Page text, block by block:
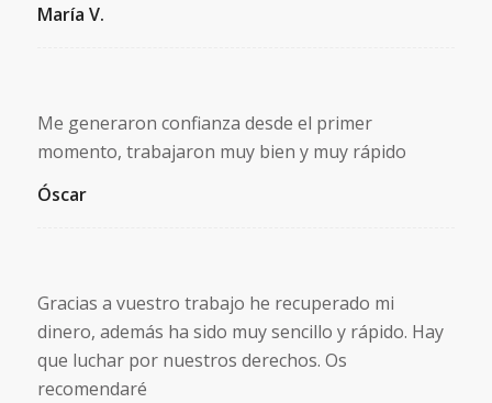
María V.
Me generaron confianza desde el primer
momento, trabajaron muy bien y muy rápido
Óscar
Gracias a vuestro trabajo he recuperado mi
dinero, además ha sido muy sencillo y rápido. Hay
que luchar por nuestros derechos. Os
recomendaré